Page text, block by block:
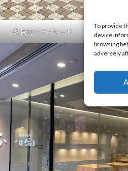
To provide
device
browsing
adversely
改装前のファサード